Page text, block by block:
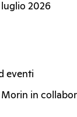
luglio 2026
eventi
in